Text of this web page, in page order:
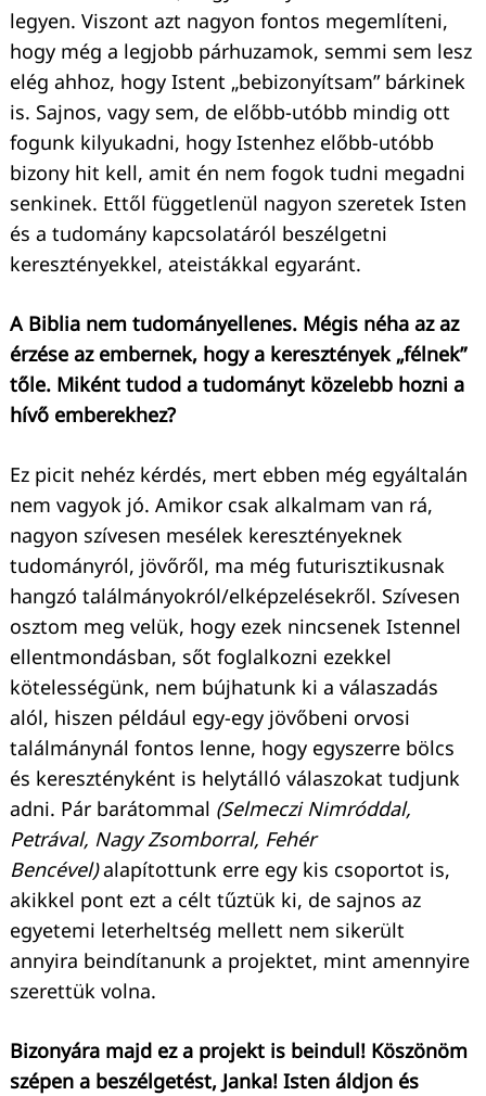
legyen. Viszont azt nagyon fontos megemlíteni,
hogy még a legjobb párhuzamok, semmi sem lesz
elég ahhoz, hogy Istent „bebizonyítsam” bárkinek
is. Sajnos, vagy sem, de előbb-utóbb mindig ott
fogunk kilyukadni, hogy Istenhez előbb-utóbb
bizony hit kell, amit én nem fogok tudni megadni
senkinek. Ettől függetlenül nagyon szeretek Isten
és a tudomány kapcsolatáról beszélgetni
keresztényekkel, ateistákkal egyaránt.
A Biblia nem tudományellenes. Mégis néha az az
érzése az embernek, hogy a keresztények „félnek”
tőle. Miként tudod a tudományt közelebb hozni a
hívő emberekhez?
Ez picit nehéz kérdés, mert ebben még egyáltalán
nem vagyok jó. Amikor csak alkalmam van rá,
nagyon szívesen mesélek keresztényeknek
tudományról, jövőről, ma még futurisztikusnak
hangzó találmányokról/elképzelésekről. Szívesen
osztom meg velük, hogy ezek nincsenek Istennel
ellentmondásban, sőt foglalkozni ezekkel
kötelességünk, nem bújhatunk ki a válaszadás
alól, hiszen például egy-egy jövőbeni orvosi
találmánynál fontos lenne, hogy egyszerre bölcs
és keresztényként is helytálló válaszokat tudjunk
adni. Pár barátommal (Selmeczi Nimróddal,
Petrával, Nagy Zsomborral, Fehér
Bencével)alapítottunk erre egy kis csoportot is,
akikkel pont ezt a célt tűztük ki, de sajnos az
egyetemi leterheltség mellett nem sikerült
annyira beindítanunk a projektet, mint amennyire
szerettük volna.
Bizonyára majd ez a projekt is beindul! Köszönöm
szépen a beszélgetést, Janka! Isten áldjon és